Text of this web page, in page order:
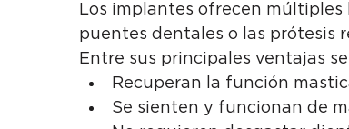
Los implantes ofrecen
puentes dentales o las prótesis
Entre sus principales ventajas
Recuperan la función
Se sienten y funcionan de